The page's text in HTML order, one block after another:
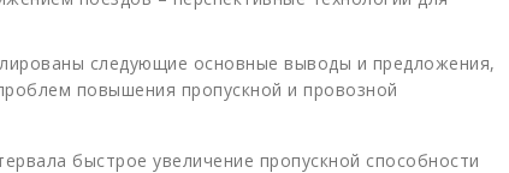
следующие основные выводы и предложения,
повышения пропускной и провозной
быстрое увеличение пропускной способности